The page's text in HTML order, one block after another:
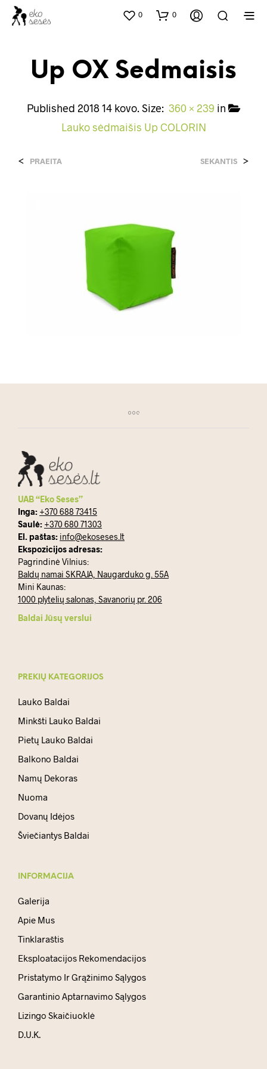
0 0
Up OX Sedmaisis
Published 2018 14 kovo. Size: 360 × 239 in
Lauko sėdmaišis Up COLORIN
< PRAEITA SEKANTIS >
UAB “Eko Seses”
Inga: +370 688 73415
Saulė: +370 680 71303
El. paštas: info@ekoseses.lt
Ekspozicijos adresas:
Pagrindinė Vilnius:
Baldų namai SKRAJA, Naugarduko g. 55A
Mini Kaunas:
1000 plytelių salonas, Savanorių pr. 206
Baldai Jūsų verslui
PREKIŲ KATEGORIJOS
Lauko Baldai
Minkšti Lauko Baldai
Pietų Lauko Baldai
Balkono Baldai
Namų Dekoras
Nuoma
Dovanų Idėjos
Šviečiantys Baldai
INFORMACIJA
Galerija
Apie Mus
Tinklaraštis
Eksploatacijos Rekomendacijos
Pristatymo Ir Grąžinimo Sąlygos
Garantinio Aptarnavimo Sąlygos
Lizingo Skaičiuoklė
D.U.K.